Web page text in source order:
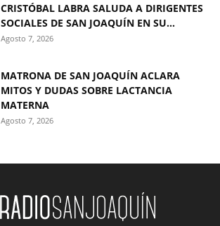
CRISTÓBAL LABRA SALUDA A DIRIGENTES
SOCIALES DE SAN JOAQUÍN EN SU...
Agosto 7, 2026
MATRONA DE SAN JOAQUÍN ACLARA
MITOS Y DUDAS SOBRE LACTANCIA
MATERNA
Agosto 7, 2026